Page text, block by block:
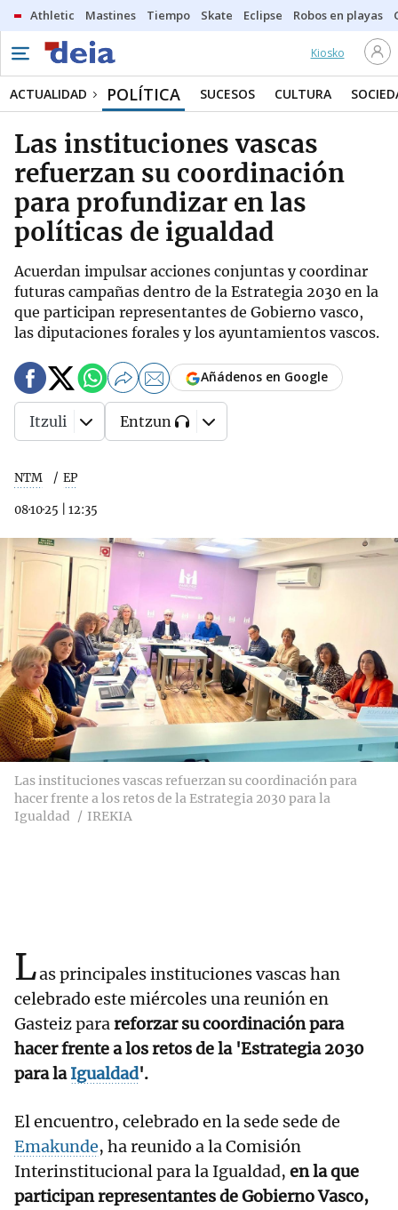
Athletic Mastines Tiempo Skate Eclipse Robos en playas
Kiosko
ACTUALIDAD POLÍTICA SUCESOS CULTURA
Las instituciones vascas
refuerzan su coordinación
para profundizar en las
políticas de igualdad
Acuerdan impulsar acciones conjuntas y coordinar
futuras campañas dentro de la Estrategia 2030 en la
que participan representantes de Gobierno vasco,
las diputaciones forales y los ayuntamientos vascos.
NTM EP
08·10·25 12:35
Añádenos en Google
Itzuli Entzun
Las instituciones vascas refuerzan su coordinación para
hacer frente a los retos de la Estrategia 2030 para la
Igualdad
IREKIA
Las principales instituciones vascas han
celebrado este miércoles una reunión en
Gasteiz parareforzar su coordinación para
hacer frente a los retos de la 'Estrategia 2030
para laIgualdad'.
El encuentro, celebrado en la sede sede de
Emakunde, ha reunido a la Comisión
Interinstitucional para la Igualdad, en la que
participan representantes de Gobierno Vasco,